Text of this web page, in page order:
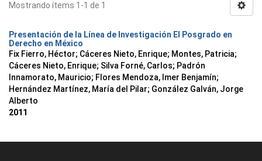
Mostrando ítems 1-1 de 1
Presentación de la Línea de Investigación El Posgrado en
Derecho en México
Fix Fierro, Héctor; Cáceres Nieto, Enrique; Montes, Patricia;
Cáceres Nieto, Enrique; Silva Forné, Carlos; Padrón
Innamorato, Mauricio; Flores Mendoza, Imer Benjamín;
Hernández Martínez, María del Pilar; González Galván, Jorge
Alberto
2011